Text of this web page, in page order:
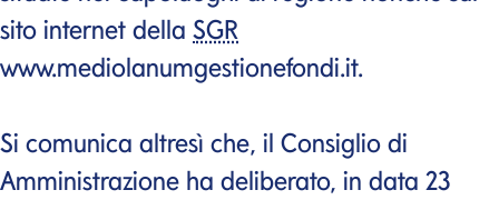
sito internet della SGR
www.mediolanumgestionefondi.it.
Si comunica altresì che, il Consiglio di
Amministrazione ha deliberato, in data 23